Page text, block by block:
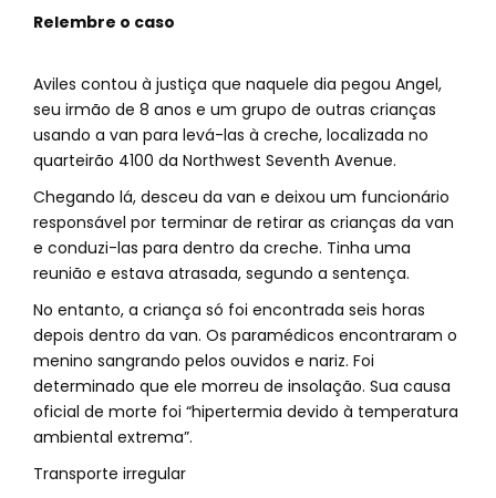
Relembre o caso
Aviles contou à justiça que naquele dia pegou Angel,
seu irmão de 8 anos e um grupo de outras crianças
usando a van para levá-las à creche, localizada no
quarteirão 4100 da Northwest Seventh Avenue.
Chegando lá, desceu da van e deixou um funcionário
responsável por terminar de retirar as crianças da van
e conduzi-las para dentro da creche. Tinha uma
reunião e estava atrasada, segundo a sentença.
No entanto, a criança só foi encontrada seis horas
depois dentro da van. Os paramédicos encontraram o
menino sangrando pelos ouvidos e nariz. Foi
determinado que ele morreu de insolação. Sua causa
oficial de morte foi “hipertermia devido à temperatura
ambiental extrema”.
Transporte irregular